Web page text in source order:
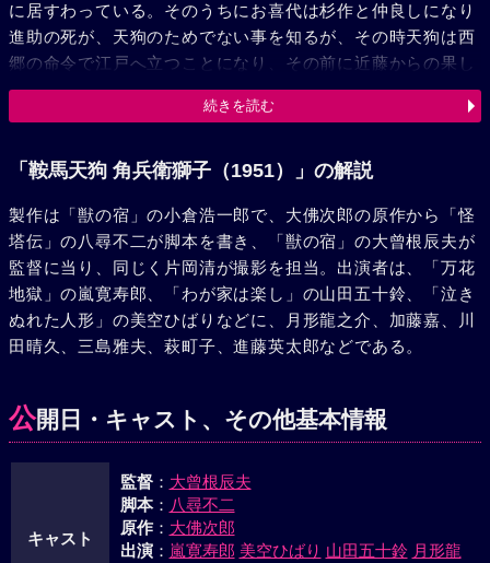
に居すわっている。そのうちにお喜代は杉作と仲良しになり
進助の死が、天狗のためでない事を知るが、その時天狗は西
郷の命令で江戸へ立つことになり、その前に近藤からの果し
状で東寺へ出かけて行こうとする。東寺で近藤の刀を払い落
した天狗は勝敗は又の機にと笑ってそのまま江戸へ馬を走ら
今はじめて怖いと思うもののひそんでいるのを知った……」
続きを読む
「鞍馬天狗 角兵衛獅子（1951）」の解説
製作は「獣の宿」の小倉浩一郎で、大佛次郎の原作から「怪
塔伝」の八尋不二が脚本を書き、「獣の宿」の大曾根辰夫が
監督に当り、同じく片岡清が撮影を担当。出演者は、「万花
地獄」の嵐寛寿郎、「わが家は楽し」の山田五十鈴、「泣き
ぬれた人形」の美空ひばりなどに、月形龍之介、加藤嘉、川
田晴久、三島雅夫、萩町子、進藤英太郎などである。
公開日・キャスト、その他基本情報
キャスト
監督： 大曾根辰夫
脚本： 八尋不二
原作： 大佛次郎
出演： 嵐寛寿郎 美空ひばり 山田五十鈴 月形龍